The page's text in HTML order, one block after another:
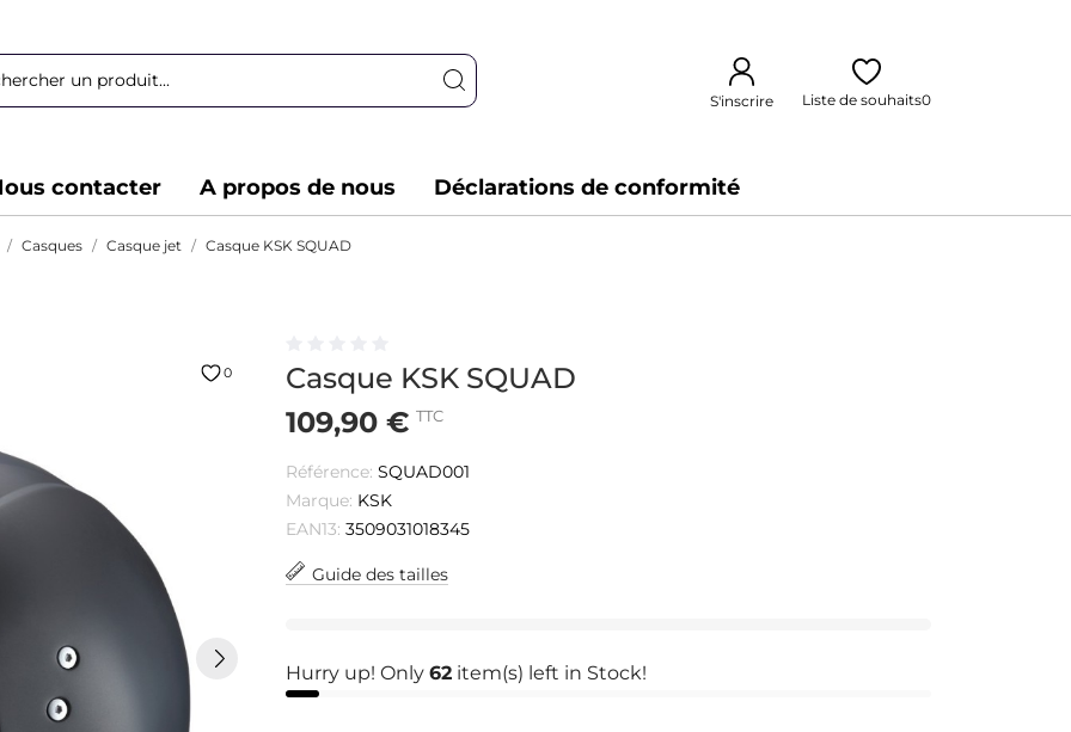
S'inscrire Liste de souhaits0
contacter A propos de nous Déclarations de conformité
Casques Casque jet Casque KSK SQUAD
0
Casque KSK SQUAD
109,90 € TTC
Référence: SQUAD001
Marque: KSK
EAN13: 3509031018345
Guide des tailles
Hurry up! Only 62 item(s) left in Stock!